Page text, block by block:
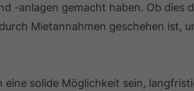
-anlagen gemacht haben. Ob dies
Mietannahmen geschehen ist,
eine solide Möglichkeit sein,